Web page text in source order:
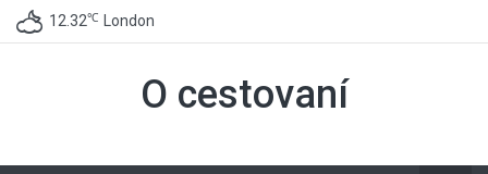
12.32℃ London
O cestovaní